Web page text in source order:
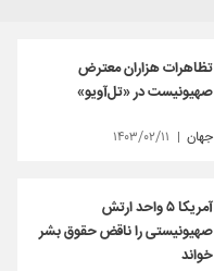
تظاهرات هزاران معترض
صهیونیست در «تل‌آویو»
جهان ۱۴۰۳/۰۲/۱۱
آمریکا ۵ واحد ارتش
صهیونیستی را ناقض حقوق بشر
خواند